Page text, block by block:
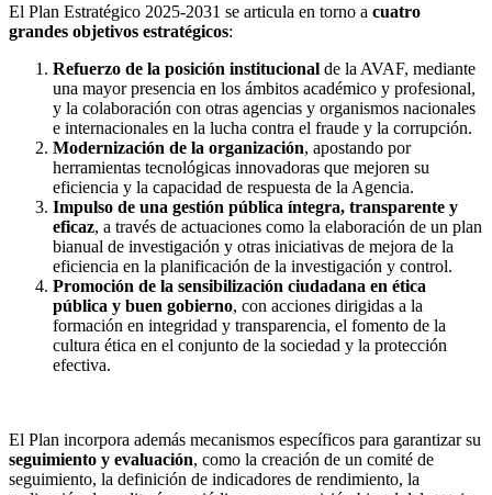
El Plan Estratégico 2025-2031 se articula en torno a cuatro
grandes objetivos estratégicos:
Refuerzo de la posición institucional de la AVAF, mediante
una mayor presencia en los ámbitos académico y profesional,
y la colaboración con otras agencias y organismos nacionales
e internacionales en la lucha contra el fraude y la corrupción.
Modernización de la organización, apostando por
herramientas tecnológicas innovadoras que mejoren su
eficiencia y la capacidad de respuesta de la Agencia.
Impulso de una gestión pública íntegra, transparente y
eficaz, a través de actuaciones como la elaboración de un plan
bianual de investigación y otras iniciativas de mejora de la
eficiencia en la planificación de la investigación y control.
Promoción de la sensibilización ciudadana en ética
pública y buen gobierno, con acciones dirigidas a la
formación en integridad y transparencia, el fomento de la
cultura ética en el conjunto de la sociedad y la protección
efectiva.
El Plan incorpora además mecanismos específicos para garantizar su
seguimiento y evaluación, como la creación de un comité de
seguimiento, la definición de indicadores de rendimiento, la